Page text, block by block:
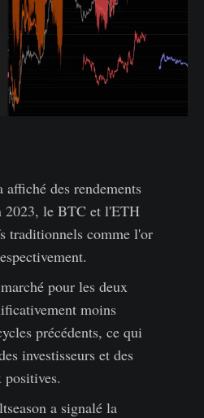
des rendements
2023, le BTC et l'ETH
traditionnels comme l'or
pour les deux
moins
précédents, ce qui
investisseurs et des
positives.
a signalé la